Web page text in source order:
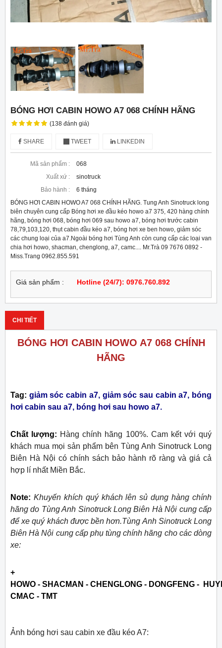
BÓNG HƠI CABIN HOWO A7 068 CHÍNH HÃNG
(138 đánh giá)
SHARE TWEET LINKEDIN
Mã sản phẩm :
068
Xuất xứ :
sinotruck
Bảo hành :
6 tháng
BÓNG HƠI CABIN HOWO A7 068 CHÍNH HÃNG. Tung Anh Sinotruck long
biên chuyên cung cấp Bóng hơi xe đầu kéo howo a7 375, 420 hàng chính
hãng, bóng hơi 068, bóng hơi 069 sau howo a7, bóng hơi trước cabin
78,79,103,120, thụt cabin đầu kéo a7, bóng hơi xe ben howo, giảm sóc
các chung loại của a7.Ngoài bóng hơi Tùng Anh còn cung cấp các loại van
chia hơi howo, shacman, chenglong, a7, camc.... Mr.Trà 09 7676 0892 -
Miss.Trang 0962.855.591
Giá sản phẩm : Hotline (24/7): 0976.760.892
CHI TIẾT
BÓNG HƠI CABIN HOWO A7 068 CHÍNH
HÃNG
Tag: giảm sóc cabin a7, giảm sóc sau cabin a7, bóng
hơi cabin sau a7, bóng hơi sau howo a7.
Chất lượng: Hàng chính hãng 100%. Cam kết với quý
khách mua mọi sản phẩm bên Tùng Anh Sinotruck Long
Biên Hà Nội có chính sách bảo hành rõ ràng và giá cả
hợp lí nhất Miền Bắc.
Note: Khuyến khích quý khách lên sủ dụng hàng chính
hãng do Tùng Anh Sinotruck Long Biên Hà Nội cung cấp
để xe quý khách được bền hơn.Tùng Anh Sinotruck Long
Biên Hà Nội cung cấp phụ tùng chính hãng cho các dòng
xe:
+
HOWO - SHACMAN - CHENGLONG - DONGFENG -
CMAC - TMT
Ảnh bóng hơi sau cabin xe đầu kéo A7: